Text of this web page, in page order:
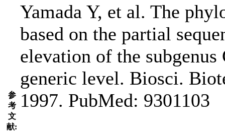
参
考
文
献:
Yamada Y, et al. The
based on the partial
elevation of the
generic level. Biosci.
1997. PubMed: 9301103